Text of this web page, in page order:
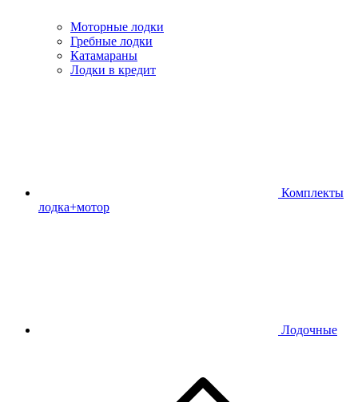
Моторные лодки
Гребные лодки
Катамараны
Лодки в кредит
Комплекты
лодка+мотор
Лодочные